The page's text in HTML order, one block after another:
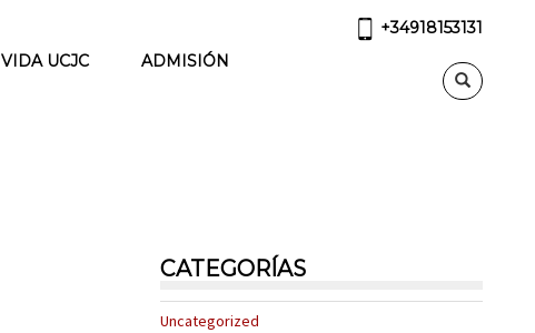
VIDA UCJC ADMISIÓN
+34918153131
CATEGORÍAS
Uncategorized